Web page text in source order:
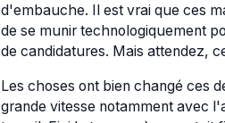
d'embauche. Il est vrai que ces
de se munir technologiquement
de candidatures. Mais attendez,
Les choses ont bien changé ces
grande vitesse notamment avec